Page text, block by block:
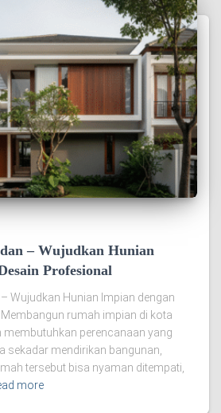
– Wujudkan Hunian
Profesional
Wujudkan Hunian Impian dengan
rumah impian di kota
membutuhkan perencanaan yang
sekadar mendirikan bangunan,
tersebut bisa nyaman ditempati,
more